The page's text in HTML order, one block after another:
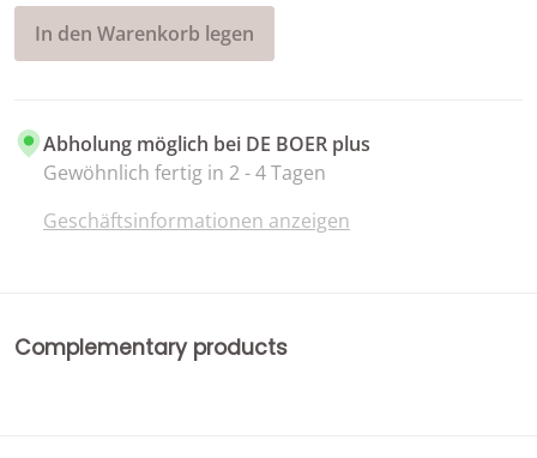
In den Warenkorb legen
Abholung möglich bei DE BOER plus
Gewöhnlich fertig in 2 - 4 Tagen
Geschäftsinformationen anzeigen
Complementary products